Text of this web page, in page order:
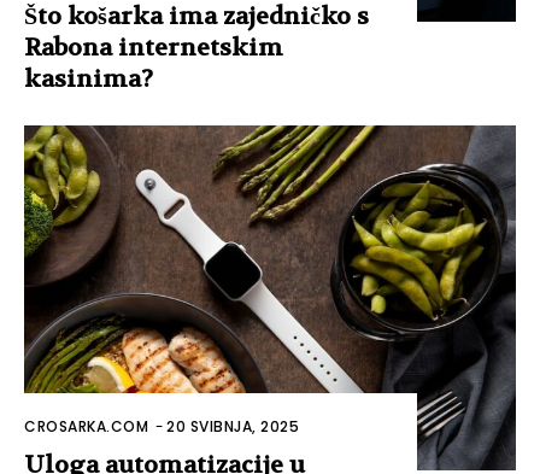
Što košarka ima zajedničko s
Rabona internetskim
kasinima?
CROSARKA.COM -20 SVIBNJA, 2025
Uloga automatizacije u